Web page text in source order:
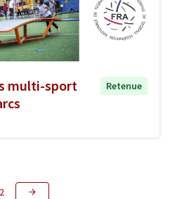
multi-sport
Retenue
2